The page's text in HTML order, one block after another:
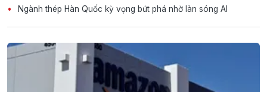
Ngành thép Hàn Quốc kỳ vọng bứt phá nhờ làn sóng AI